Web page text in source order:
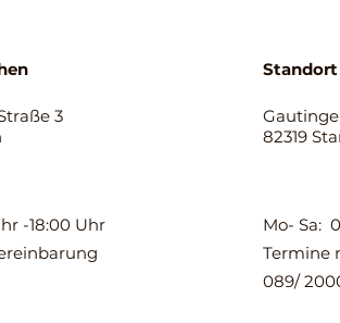
3
82319
-18:00 Uhr
Mo- Sa:
Termine
089/